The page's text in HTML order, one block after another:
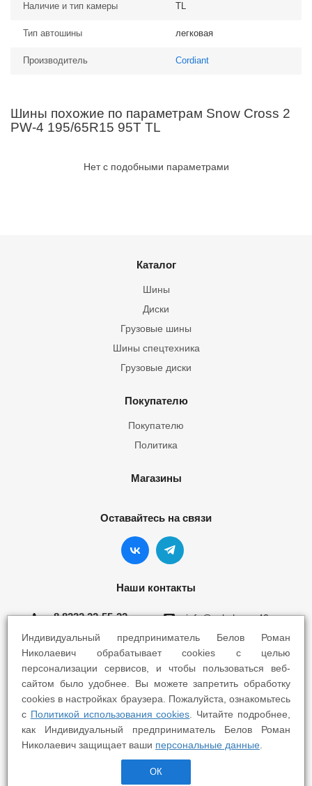
Наличие и тип камеры TL
Тип автошины легковая
Производитель Cordiant
Шины похожие по параметрам Snow Cross 2
PW-4 195/65R15 95T TL
Нет с подобными параметрами
Каталог
Шины
Грузовые шины
Шины спецтехника
Диски
Грузовые диски
Покупателю
Покупателю
Политика
Магазины
Оставайтесь на связи
Наши контакты
8 8332 22-55-22 info@yokohama43.ru
Киров, ул. Ломоносова 5Б
Киров, ул. Профсоюзная 7А
2025 © Yokohama Киров - Шины Диски Сервис
Индивидуальный предприниматель Белов Роман
Николаевич обрабатывает cookies с целью
персонализации сервисов, и чтобы пользоваться веб-
сайтом было удобнее. Вы можете запретить обработку
cookies в настройках браузера. Пожалуйста, ознакомьтесь
с Политикой использования cookies . Читайте подробнее,
как Индивидуальный предприниматель Белов Роман
Николаевич защищает ваши персональные данные
ОК